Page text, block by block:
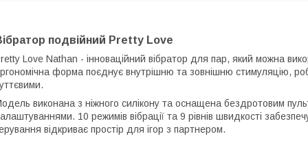
подвійний Pretty Love
Love Nathan - інноваційний вібратор для пар, який можна
форма поєднує внутрішню та зовнішню стимуляцію,
виконана з ніжного силікону та оснащена бездротовим
10 режимів вібрації та 9 рівнів швидкості
відкриває простір для ігор з партнером.